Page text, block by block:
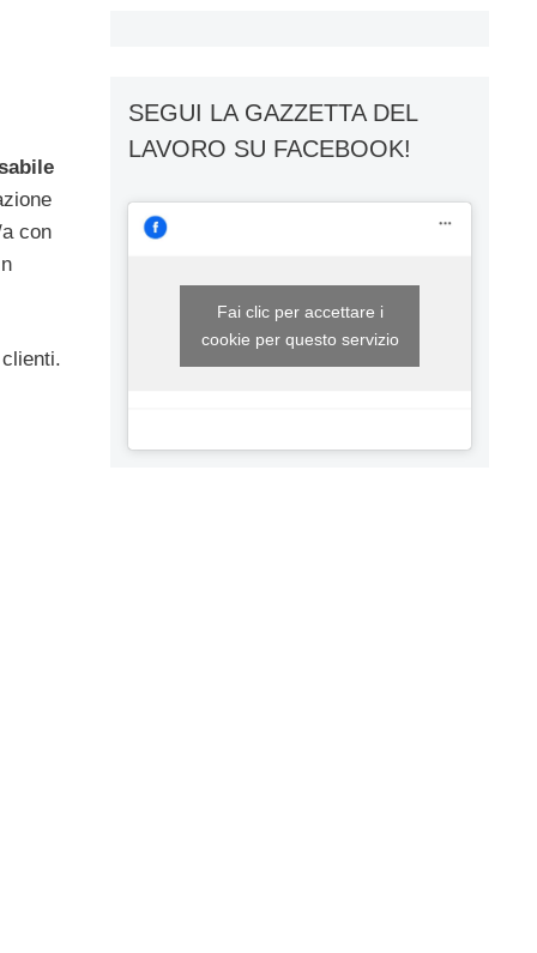
con
SEGUI LA GAZZETTA DEL
LAVORO SU FACEBOOK!
Fai clic per accettare i
cookie per questo servizio